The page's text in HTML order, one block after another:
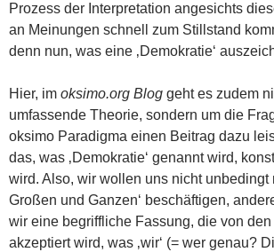
Prozess der Interpretation angesichts
an Meinungen schnell zum Stillstand
denn nun, was eine ‚Demokratie‘
Hier, im oksimo.org Blog geht es zudem
umfassende Theorie, sondern um die
oksimo Paradigma einen Beitrag dazu
das, was ‚Demokratie‘ genannt wird,
wird. Also, wir wollen uns nicht unbedingt
Großen und Ganzen‘ beschäftigen,
wir eine begriffliche Fassung, die von
akzeptiert wird, was ‚wir‘ (= wer genau?